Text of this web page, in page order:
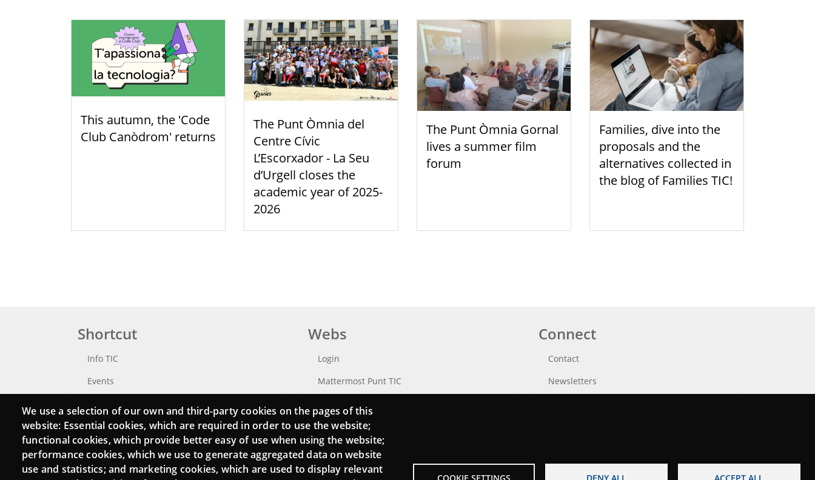
This autumn, the 'Code
Club Canòdrom' returns
The Punt Òmnia del
Centre Cívic
L’Escorxador - La Seu
d’Urgell closes the
academic year of 2025-
2026
The Punt Òmnia Gornal
lives a summer film
forum
Families, dive into the
proposals and the
alternatives collected in
the blog of Families TIC!
Shortcut
Info TIC
Events
Catalogue of experts
Job and volunteer board
Search your Punt TIC
Webs
Login
Mattermost Punt TIC
Connect
Contact
Newsletters
We use a selection of our own and third-party cookies on the pages of this
website: Essential cookies, which are required in order to use the website;
functional cookies, which provide better easy of use when using the website;
performance cookies, which we use to generate aggregated data on website
use and statistics; and marketing cookies, which are used to display relevant
COOKIE SETTINGS DENY ALL ACCEPT ALL